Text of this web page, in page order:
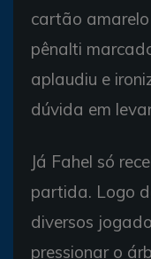
cartão
pênalti
aplaudiu e
dúvida em
Já Fahel só
partida. Logo
diversos
pressionar o